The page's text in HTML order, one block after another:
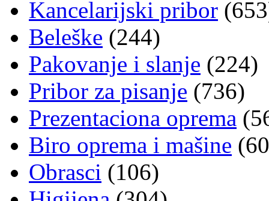
Kancelarijski pribor
Beleške (244)
Pakovanje i slanje (224)
Pribor za pisanje (736)
Prezentaciona oprema
Biro oprema i mašine
Obrasci (106)